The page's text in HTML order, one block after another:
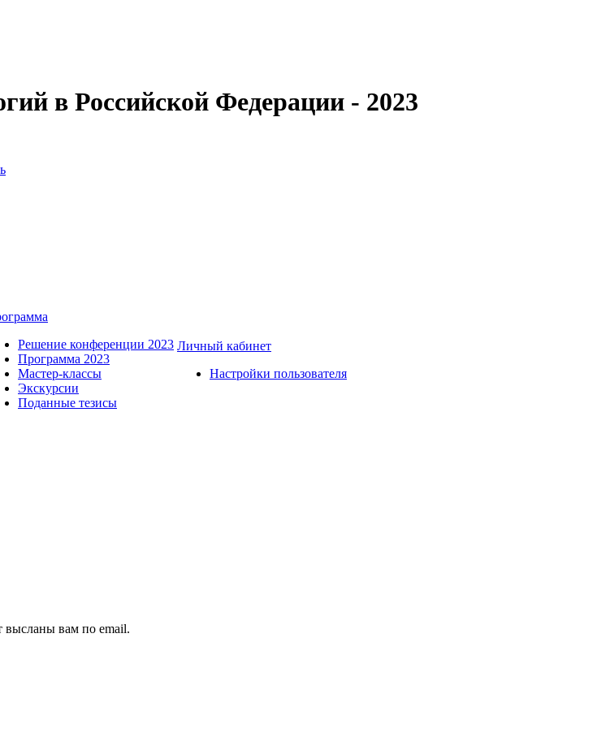
в Российской Федерации - 2023
Решение конференции 2023
Программа 2023
Мастер-классы
Экскурсии
Поданные тезисы
Личный кабинет
Настройки пользователя
высланы вам по email.